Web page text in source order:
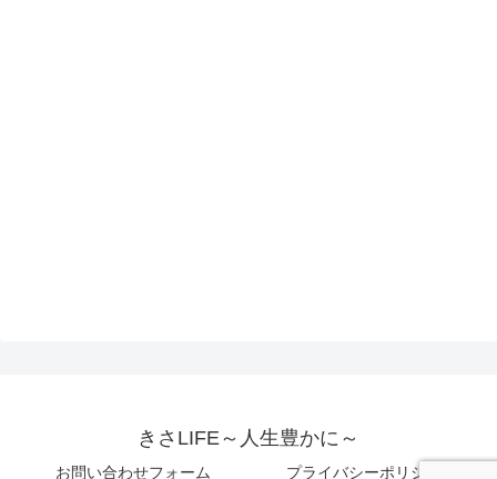
きさLIFE～人生豊かに～
お問い合わせフォーム プライバシーポリシー